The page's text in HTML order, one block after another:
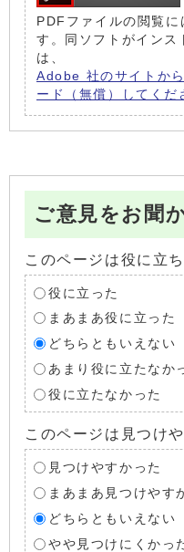
PDFファイルの閲覧
す。同ソフトがインス
は、
Adobe 社のサイトか
ード（無償）してくだ
ご意見をお聞
このページは役に立
役に立った
まあまあ役に立った
どちらともいえない
あまり役に立たなか
役に立たなかった
このページは見つけ
見つけやすかった
まあまあ見つけやす
どちらともいえない
やや見つけにくかっ